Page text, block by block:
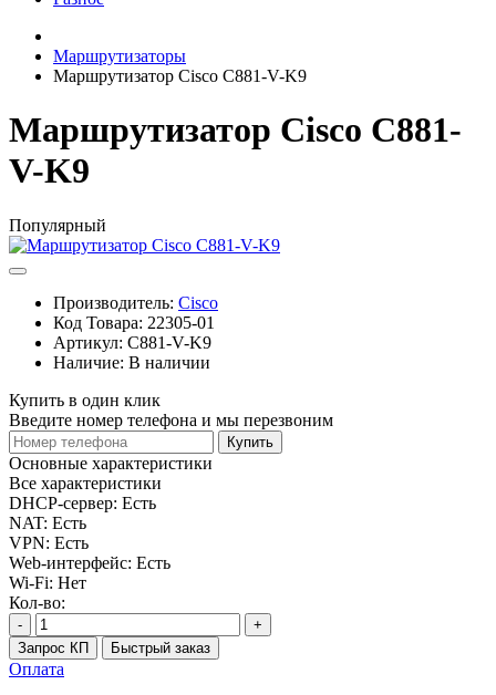
Маршрутизаторы
Маршрутизатор Cisco C881-V-K9
Маршрутизатор Cisco C881-
V-K9
Популярный
Производитель: Cisco
Код Товара: 22305-01
Артикул: C881-V-K9
Наличие: В наличии
Купить в один клик
Введите номер телефона и мы перезвоним
Купить
Основные характеристики
Все характеристики
DHCP-сервер: Есть
NAT: Есть
VPN: Есть
Web-интерфейс: Есть
Wi-Fi: Нет
Кол-во:
-
+
Запрос КП
Быстрый заказ
Оплата